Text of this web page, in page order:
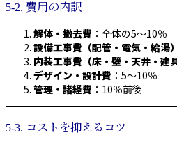
5-2. 費用の内訳
解体・撤去費 ：全体の5〜10％
設備工事費（配管・電気・給湯）
内装工事費（床・壁・天井・建具
デザイン・設計費 ：5〜10％
管理・諸経費 ：10％前後
5-3. コストを抑えるコツ